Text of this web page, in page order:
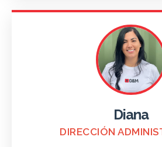
Diana
DIRECCIÓN